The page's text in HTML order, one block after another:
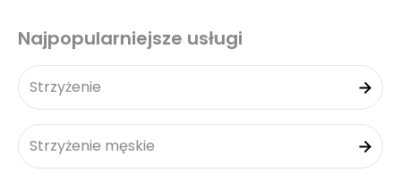
Najpopularniejsze usługi
Strzyżenie
Strzyżenie męskie